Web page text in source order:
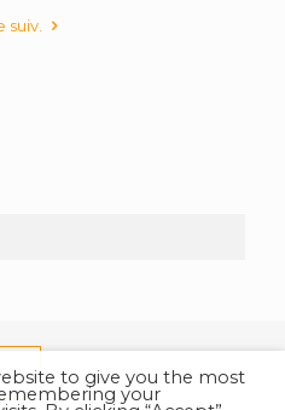
suiv.
to give you the most
your